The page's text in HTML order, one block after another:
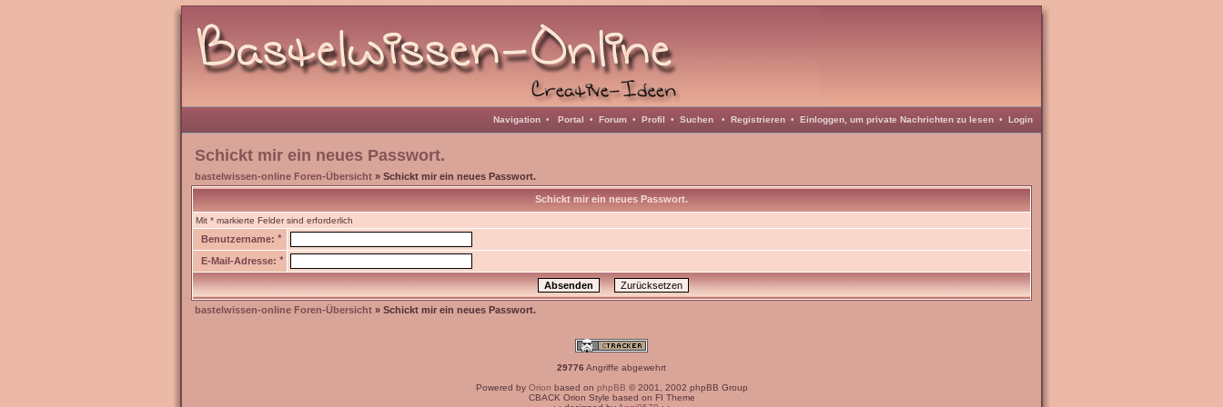
Navigation • Portal • Forum • Profil • Suchen • Registrieren • Einloggen, um private Nachrichten zu lesen • Login
Schickt mir ein neues Passwort.
bastelwissen-online Foren-Übersicht » Schickt mir ein neues Passwort.
Schickt mir ein neues Passwort.
Mit * markierte Felder sind erforderlich
Benutzername: *
E-Mail-Adresse: *
bastelwissen-online Foren-Übersicht » Schickt mir ein neues Passwort.
29776 Angriffe abgewehrt
Powered by Orion based on phpBB © 2001, 2002 phpBB Group
CBACK Orion Style based on FI Theme